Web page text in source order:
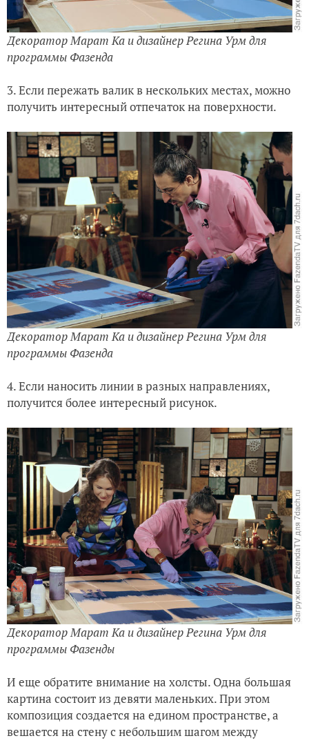
Декоратор Марат Ка и дизайнер Регина Урм для
программы Фазенда
3. Если пережать валик в нескольких местах, можно
получить интересный отпечаток на поверхности.
Декоратор Марат Ка и дизайнер Регина Урм для
программы Фазенда
4. Если наносить линии в разных направлениях,
получится более интересный рисунок.
Декоратор Марат Ка и дизайнер Регина Урм для
программы Фазенды
И еще обратите внимание на холсты. Одна большая
картина состоит из девяти маленьких. При этом
композиция создается на едином пространстве, а
вешается на стену с небольшим шагом между